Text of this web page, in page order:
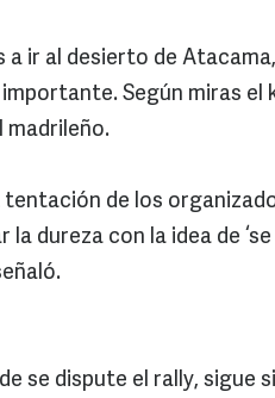
a ir al desierto de
Según miras el
madrileño.
tentación de los
la dureza con la idea de
se dispute el rally, sigue